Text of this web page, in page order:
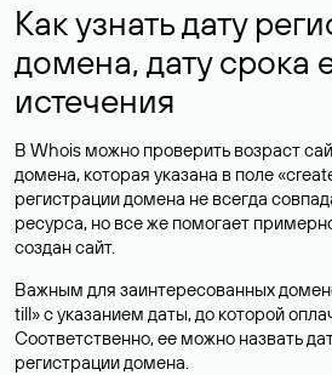
Как узнать дату
домена, дату срока
истечения
В Whois можно проверить возраст
домена, которая указана в поле
регистрации домена не всегда
ресурса, но все же помогает
создан сайт.
Важным для заинтересованных
till» с указанием даты, до которой
Соответственно, ее можно назвать
регистрации домена.